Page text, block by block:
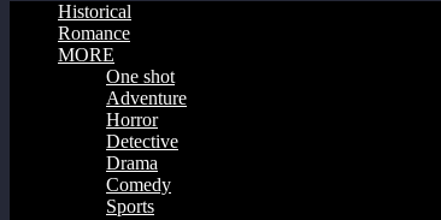
Historical
Romance
MORE
One shot
Adventure
Horror
Detective
Drama
Comedy
Sports